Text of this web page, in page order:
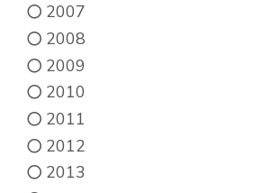
2007
2008
2009
2010
2011
2012
2013